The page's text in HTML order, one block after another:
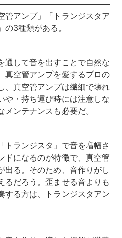
管アンプ」「トランジスタア
3種類がある。
通して音を出すことで自然な
真空管アンプを愛するプロの
、真空管アンプは繊細で壊れ
や・持ち運び時には注意しな
ンテナンスも必要だ。
トランジスタ」で音を増幅さ
ドになるのが特徴で、真空管
出る。そのため、音作りがし
るだろう。歪ませる音よりも
する方は、トランジスタアン